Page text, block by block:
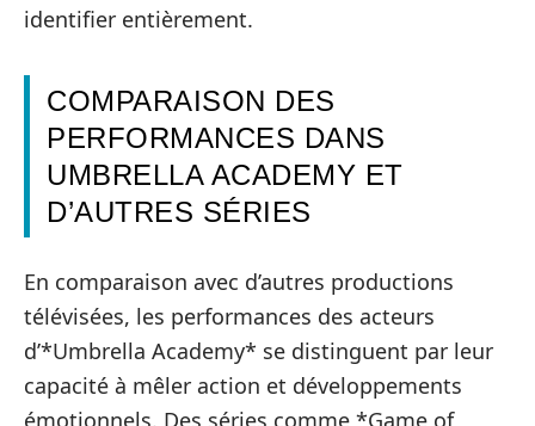
identifier entièrement.
COMPARAISON DES
PERFORMANCES DANS
UMBRELLA ACADEMY ET
D’AUTRES SÉRIES
En comparaison avec d’autres productions
télévisées, les performances des acteurs
d’*Umbrella Academy* se distinguent par leur
capacité à mêler action et développements
émotionnels. Des séries comme *Game of